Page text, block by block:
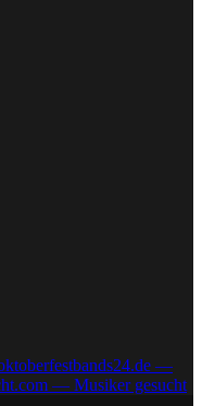
—
— Musiker gesucht